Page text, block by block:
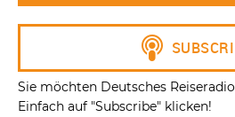
Sie möchten Deutsches
Einfach auf "Subscribe" klicken!